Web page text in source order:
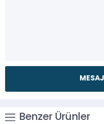
Benzer Ürünler